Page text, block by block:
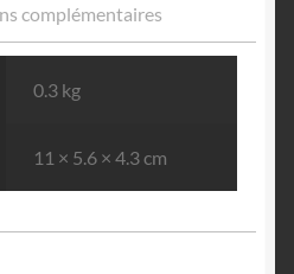
complémentaires
0.3 kg
11 × 5.6 × 4.3 cm